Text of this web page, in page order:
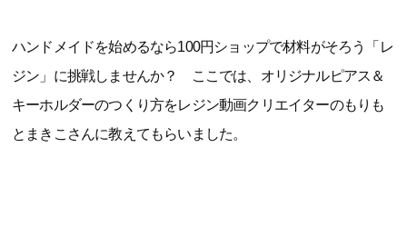
ハンドメイドを始めるなら100円ショップで材料がそろう「レ
ジン」に挑戦しませんか？ ここでは、オリジナルピアス＆
キーホルダーのつくり方をレジン動画クリエイターのもりも
とまきこさんに教えてもらいました。